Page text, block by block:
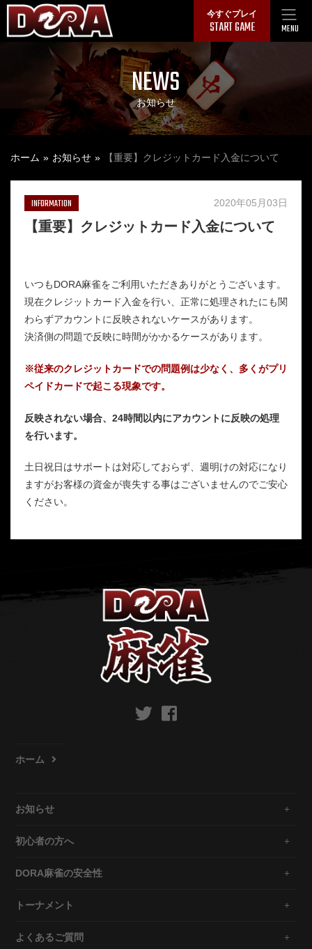
Skip
今すぐプレイ
START GAME MENU
NEWS
お知らせ
ホーム お知らせ 【重要】クレジットカード入金について
INFORMATION 2020年05月03日
【重要】クレジットカード入金について
いつもDORA麻雀をご利用いただきありがとうございます。
現在クレジットカード入金を行い、正常に処理されたにも関
わらずアカウントに反映されないケースがあります。
決済側の問題で反映に時間がかかるケースがあります。
※従来のクレジットカードでの問題例は少なく、多くがプリ
ペイドカードで起こる現象です。
反映されない場合、24時間以内にアカウントに反映の処理
を行います。
土日祝日はサポートは対応しておらず、週明けの対応になり
ますがお客様の資金が喪失する事はございませんのでご安心
ください。
ホーム
お知らせ
初心者の方へ
DORA麻雀の安全性
トーナメント
よくあるご質問